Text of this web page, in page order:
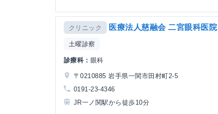
クリニック 医療法人慈融会 二宮眼科医院
土曜診察
診療科： 眼科
〒0210885 岩手県一関市田村町2-5
0191-23-4346
JR一ノ関駅から徒歩10分